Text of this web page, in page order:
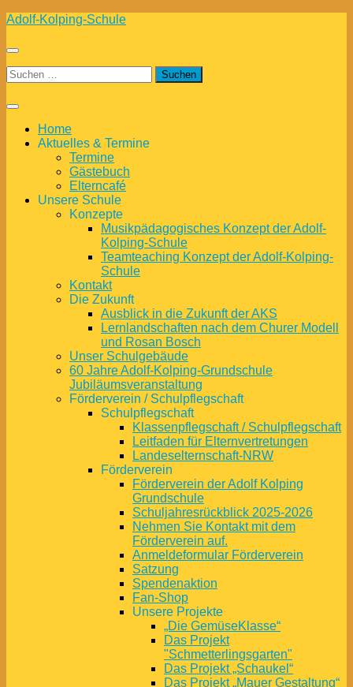
Zum
springen
Adolf-Kolping-Schule
Suchen
nach:
Home
Aktuelles & Termine
Termine
Gästebuch
Elterncafé
Unsere Schule
Konzepte
Musikpädagogisches Konzept der Adolf-
Kolping-Schule
Teamteaching Konzept der Adolf-Kolping-
Schule
Kontakt
Die Zukunft
Ausblick in die Zukunft der AKS
Lernlandschaften nach dem Churer Modell
und Rosan Bosch
Unser Schulgebäude
60 Jahre Adolf-Kolping-Grundschule
Jubiläumsveranstaltung
Förderverein / Schulpflegschaft
Schulpflegschaft
Klassenpflegschaft / Schulpflegschaft
Leitfaden für Elternvertretungen
Landeselternschaft-NRW
Förderverein
Förderverein der Adolf Kolping
Grundschule
Schuljahresrückblick 2025-2026
Nehmen Sie Kontakt mit dem
Förderverein auf.
Anmeldeformular Förderverein
Satzung
Spendenaktion
Fan-Shop
Unsere Projekte
„Die GemüseKlasse“
Das Projekt
"Schmetterlingsgarten"
Das Projekt „Schaukel“
Das Projekt „Mauer Gestaltung“